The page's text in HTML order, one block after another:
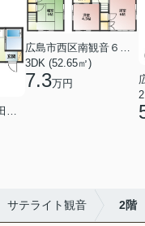
広島市安佐北区口田１丁目
3DK (52.65㎡)
7.3万円
サテライト観音 2階